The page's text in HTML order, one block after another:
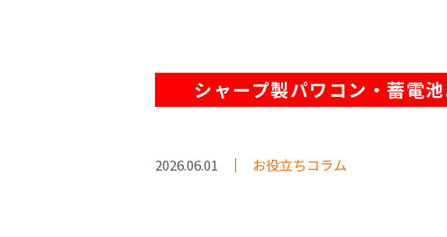
シャープ製パワコン・蓄電
2026.06.01 お役立ちコラム